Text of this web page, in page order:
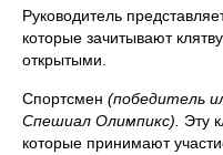
Руководитель
которые зачитывают
открытыми.
Спортсмен (победитель
Спешиал Олимпикс). Эту
которые принимают